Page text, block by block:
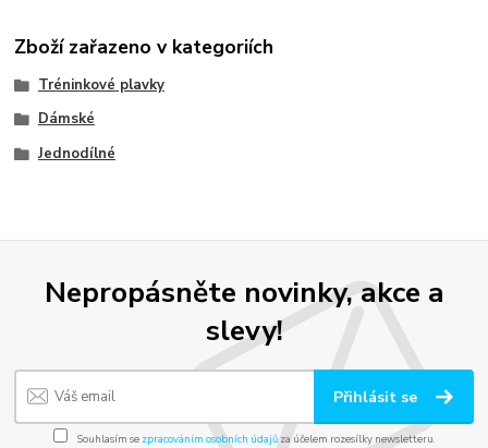
Zboží zařazeno v kategoriích
Tréninkové plavky
Dámské
Jednodílné
Nepropásněte novinky, akce a
slevy!
Přihlásit se
Souhlasím se zpracováním osobních údajůza účelem rozesílky newsletteru.